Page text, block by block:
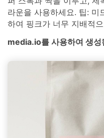
라운을 사용하세요. 팁: 미
하여 핑크가 너무 지배적
media.io를 사용하여 생성